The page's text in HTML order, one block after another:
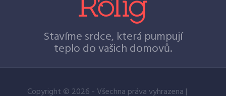
Stavíme srdce, která pumpují
teplo do vašich domovů.
Copyright © 2026 - Všechna práva vyhrazena |